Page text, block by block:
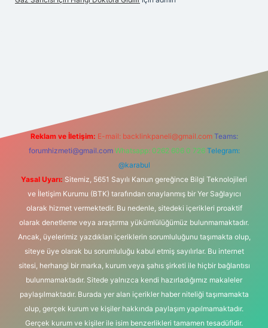
Reklam ve İletişim: E-mail: backlinkpaneli@gmail.com Teams:
forumhizmeti@gmail.com Whatsapp: 0262 606 0 726 Telegram:
@karabul
Yasal Uyarı: Sitemiz, 5651 Sayılı Kanun gereğince Bilgi Teknolojileri
ve İletişim Kurumu (BTK) tarafından onaylanmış bir Yer Sağlayıcı
olarak hizmet vermektedir. Bu nedenle, sitedeki içerikleri proaktif
olarak denetleme veya araştırma yükümlülüğümüz bulunmamaktadır.
Ancak, üyelerimiz yazdıkları içeriklerin sorumluluğunu taşımakta olup,
siteye üye olarak bu sorumluluğu kabul etmiş sayılırlar. Bu internet
sitesi, herhangi bir marka, kurum veya şahıs şirketi ile hiçbir bağlantısı
bulunmamaktadır. Sitede yalnızca kendi hazırladığımız makaleler
paylaşılmaktadır. Burada yer alan içerikler haber niteliği taşımamakta
olup, gerçek kurum ve kişiler hakkında paylaşım yapılmamaktadır.
Gerçek kurum ve kişiler ile isim benzerlikleri tamamen tesadüfidir.